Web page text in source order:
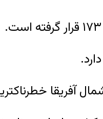
آفریقا